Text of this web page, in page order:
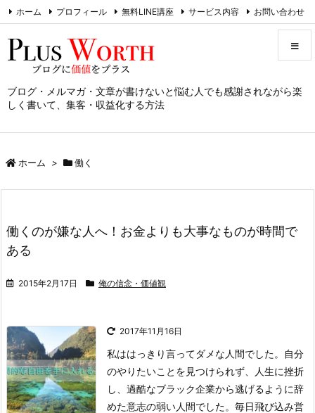
ブログ・メルマガ・文章が書けないと悩む人でも感謝されながら楽
しく書いて、集客・収益化する方法
メニュ
検索
ホーム プロフィール 無料LINE講座 サービス内容 お問い合わせ
ホーム > 働く
働くのが嫌な人へ！お金よりも大事なものが時間で
ある
2015年2月17日 俺の信念・価値観
2017年11月16日
私ははっきり言ってダメな人間でした。
自分
のやりたいことを見つけられず、人生に挫折
し、過酷なブラック企業から逃げるように辞
めた意志の弱い人間でした。毎日飛び込み営